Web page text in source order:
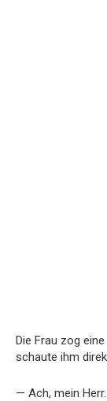
Die Frau zog
schaute ihm
— Ach, mein